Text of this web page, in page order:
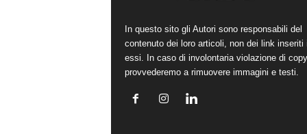
In questo sito gli Autori sono responsabili del
contenuto dei loro articoli, non dei link inseriti
essi. In caso di involontaria violazione di
provvederemo a rimuovere immagini e testi.